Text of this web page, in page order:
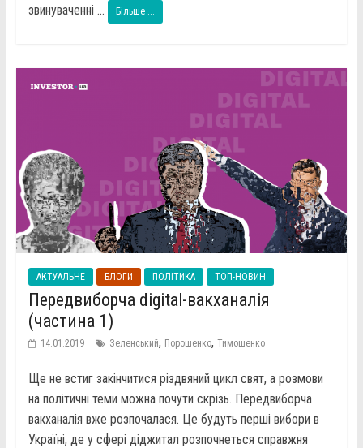
звинуваченні ...
Більше ...
АКТУАЛЬНЕ БЛОГИ ПОЛІТИКА ТОП-НОВИН
Передвиборча digital-вакханалія
(частина 1)
14.01.2019 Зеленський, Порошенко, Тимошенко
Ще не встиг закінчитися різдвяний цикл свят, а розмови
на політичні теми можна почути скрізь. Передвиборча
вакханалія вже розпочалася. Це будуть перші вибори в
Україні, де у сфері діджитал розпочнеться справжня